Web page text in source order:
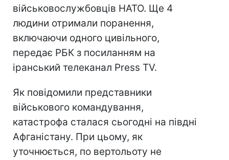
військовослужбовців НАТО. Ще 4
людини отримали поранення,
включаючи одного цивільного,
передає РБК з посиланням на
іранський телеканал Press TV.
Як повідомили представники
військового командування,
катастрофа сталася сьогодні на півдні
Афганістану. При цьому, як
уточнюється, по вертольоту не